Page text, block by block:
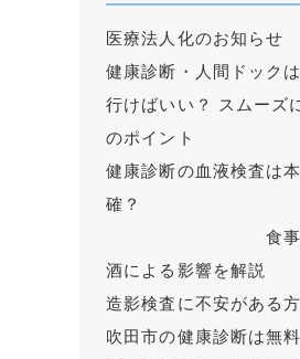
医療法人化のお知らせ
健康診断・人間ドック
行けばいい？ スムーズ
のポイント
健康診断の血液検査は
確
食事・飲
酒による影響を解説
造影検査に不安がある
吹田市の健康診断は無